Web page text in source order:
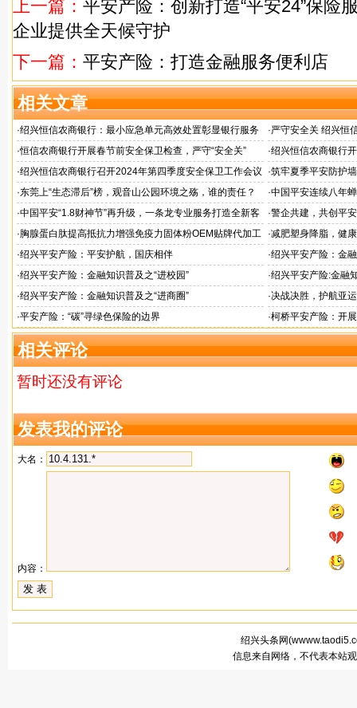
上一篇： 平安产险：创新打造“平安24”保险
企业提供全天候守护
下一篇： 平安产险：打造金融服务便利店
相关文章
·绍兴恒信农商银行：最小应急单元高效处置彰显银行服务
担当
·严守安全关 绍兴恒
检查
·恒信农商银行开展春节前安全保卫检查，严守“安全关” ·绍兴恒信农商银行
应急演练活动
·绍兴恒信农商银行召开2024年第四季度安全保卫工作会议 ·筑牢夏季平安防护
排查行动
·东莞上“生态滞后”榜，观音山公园环境之殇，谁的责任？ ·中国平安连续八年
品牌"
·中国平安“1.8财神节”再升级，一条龙专业服务打造全新客
户体验
·警企共建，共创平
人才专项培训
· 胸腺蛋白肽提高抵抗力增强免疫力固体粉OEM贴牌代加工
服务商
·减肥塑身降脂，健
服务商
·绍兴平安产险：平安护航，国庆相伴 ·绍兴平安产险：金
·绍兴平安产险：金融知识普及之“进校园” ·绍兴平安产险:金融
·绍兴平安产险：金融知识普及之“进商圈” ·决战决胜，护航亚
·平安产险：“碳”寻绿色保险的边界 ·柯桥平安产险：开
相关评论
暂时还没有评论
发表我的评论
大名：
内容：
绍兴头条网(
信息来自网络，不代表本站